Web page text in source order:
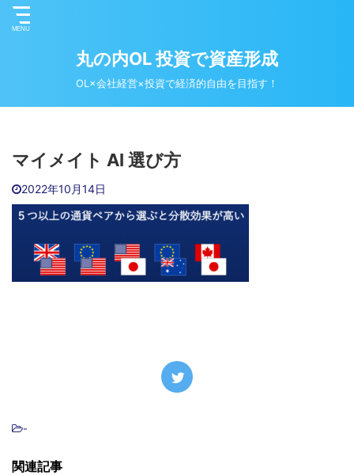
丸の内OL 投資で資産形成
OL×会社経営×投資で経済的自由を目指す！
マイメイト AI 選び方
2022年10月14日
-
関連記事